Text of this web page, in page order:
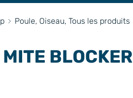
Poule, Oiseau, Tous les produits
MITE BLOCKER